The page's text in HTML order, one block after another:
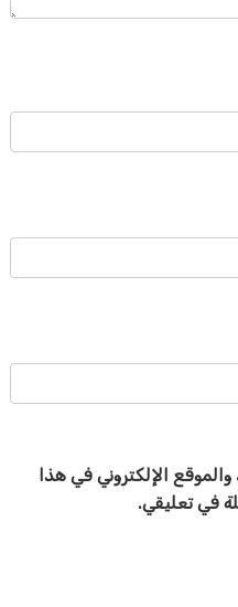
الإلكتروني في هذا
في تعليقي.